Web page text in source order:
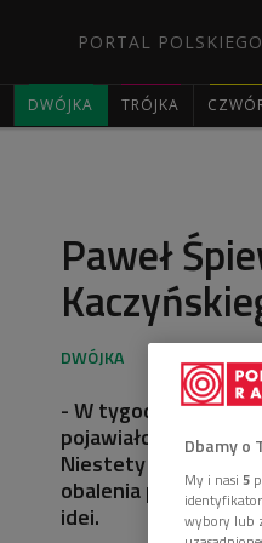
PORTAL
DWÓJKA TRÓJKA
Paweł
- W tygodniku
pojawiało się
Niestety reakcja
obalenia
idei.
Dbamy o
My i nasi 5
wybory lub